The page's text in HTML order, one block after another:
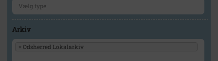
Arkiv
× Odsherred Lokalarkiv